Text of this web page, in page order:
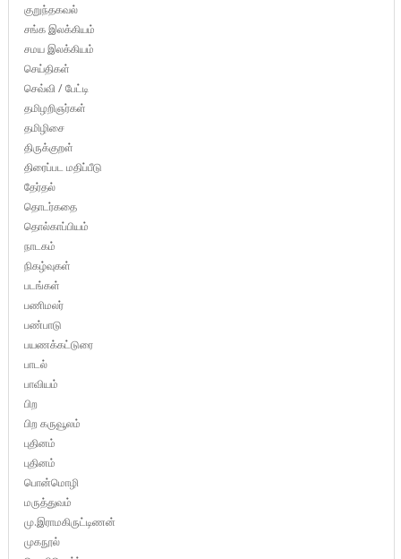
குறுந்தகவல்
சங்க இலக்கியம்
சமய இலக்கியம்
செய்திகள்
செவ்வி / பேட்டி
தமிழறிஞர்கள்
தமிழிசை
திருக்குறள்
திரைப்பட மதிப்பீடு
தேர்தல்
தொடர்கதை
தொல்காப்பியம்
நாடகம்
நிகழ்வுகள்
படங்கள்
பணிமலர்
பண்பாடு
பயணக்கட்டுரை
பாடல்
பாவியம்
பிற
பிற கருவூலம்
புதினம்
புதினம்
பொன்மொழி
மருத்துவம்
மு.இராமகிருட்டிணன்
முகநூல்